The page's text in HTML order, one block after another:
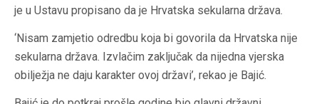
je u Ustavu propisano da je Hrvatska sekularna država.
‘Nisam zamjetio odredbu koja bi govorila da Hrvatska nije
sekularna država. Izvlačim zaključak da nijedna vjerska
obilježja ne daju karakter ovoj državi’, rekao je Bajić.